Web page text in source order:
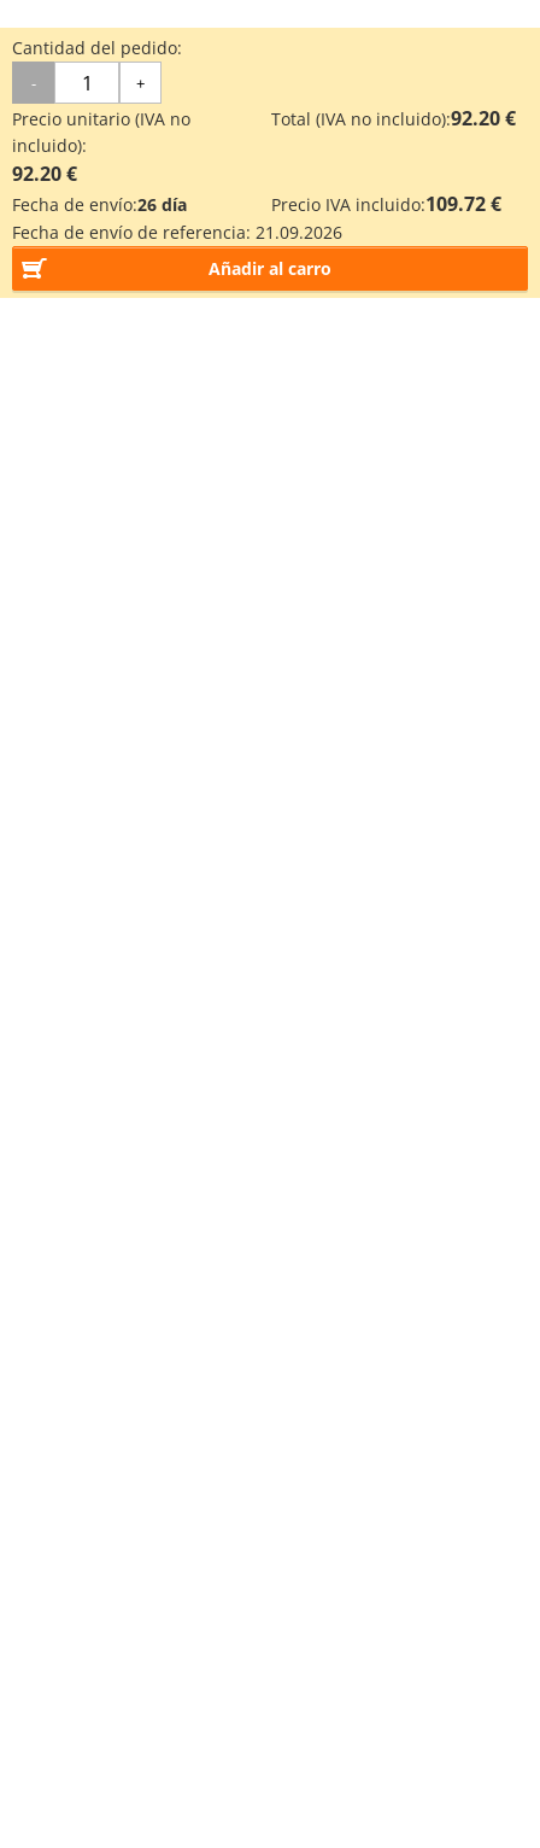
Cantidad del pedido:
- +
Precio unitario (IVA no
incluido):
92.20 €
Total (IVA no incluido):92.20 €
Fecha de envío:26 día Precio IVA incluido:109.72 €
Fecha de envío de referencia: 21.09.2026
Añadir al carro